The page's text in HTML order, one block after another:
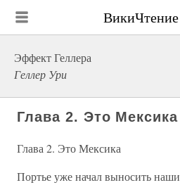
ВикиЧтение
Эффект Геллера
Геллер Ури
Глава 2. Это Мексика
Глава 2. Это Мексика
Портье уже начал выносить